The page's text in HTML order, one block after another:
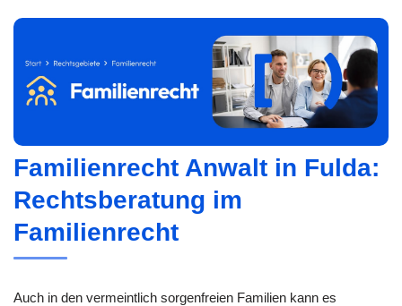
Familienrecht Anwalt in Fulda:
Rechtsberatung im
Familienrecht
Auch in den vermeintlich sorgenfreien Familien kann es